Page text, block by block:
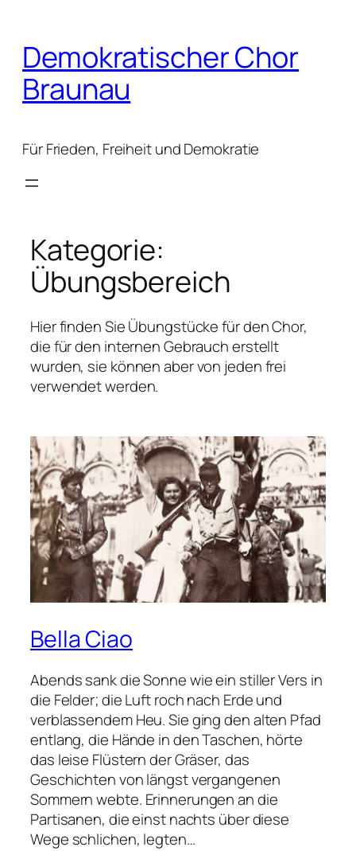
springen
Demokratischer Chor
Braunau
Für Frieden, Freiheit und Demokratie
Kategorie:
Übungsbereich
Hier finden Sie Übungstücke für den Chor,
die für den internen Gebrauch erstellt
wurden, sie können aber von jeden frei
verwendet werden.
Bella Ciao
Abends sank die Sonne wie ein stiller Vers in
die Felder; die Luft roch nach Erde und
verblassendem Heu. Sie ging den alten Pfad
entlang, die Hände in den Taschen, hörte
das leise Flüstern der Gräser, das
Geschichten von längst vergangenen
Sommern webte. Erinnerungen an die
Partisanen, die einst nachts über diese
Wege schlichen, legten…